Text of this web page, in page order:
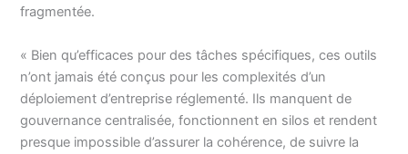
fragmentée.
« Bien qu’efficaces pour des tâches spécifiques, ces outils
n’ont jamais été conçus pour les complexités d’un
déploiement d’entreprise réglementé. Ils manquent de
gouvernance centralisée, fonctionnent en silos et rendent
presque impossible d’assurer la cohérence, de suivre la